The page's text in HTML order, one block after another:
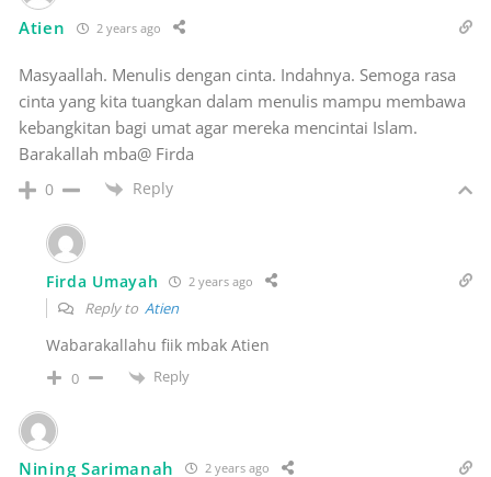
Atien 2 years ago
Masyaallah. Menulis dengan cinta. Indahnya. Semoga rasa
cinta yang kita tuangkan dalam menulis mampu membawa
kebangkitan bagi umat agar mereka mencintai Islam.
Barakallah mba@ Firda
0 Reply
Firda Umayah 2 years ago
Reply to Atien
Wabarakallahu fiik mbak Atien
0 Reply
Nining Sarimanah 2 years ago